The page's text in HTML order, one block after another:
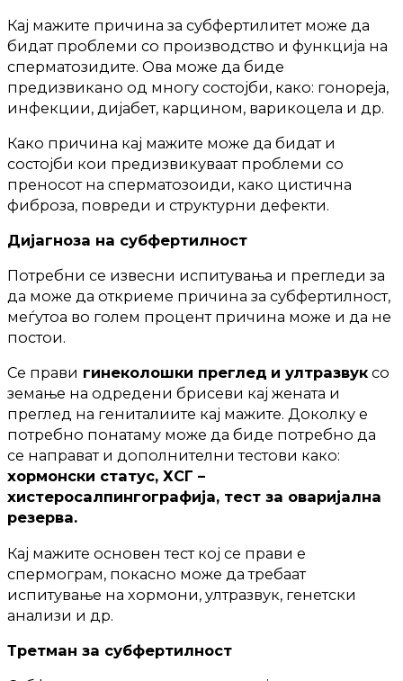
Кај мажите причина за субфертилитет може да
бидат проблеми со производство и функција на
сперматозидите. Ова може да биде
предизвикано од многу состојби, како: гонореја,
инфекции, дијабет, карцином, варикоцела и др.
Како причина кај мажите може да бидат и
состојби кои предизвикуваат проблеми со
преносот на сперматозоиди, како цистична
фиброза, повреди и структурни дефекти.
Дијагноза на субфертилност
Потребни се извесни испитувања и прегледи за
да може да откриеме причина за субфертилност,
меѓутоа во голем процент причина може и да не
постои.
Се прави гинеколошки преглед и ултразвук со
земање на одредени брисеви кај жената и
преглед на гениталиите кај мажите. Доколку е
потребно понатаму може да биде потребно да
се направат и дополнителни тестови како:
хормонски статус, ХСГ –
хистеросалпингографија, тест за оваријална
резерва.
Кај мажите основен тест кој се прави е
спермограм, покасно може да требаат
испитување на хормони, ултразвук, генетски
анализи и др.
Третман за субфертилност